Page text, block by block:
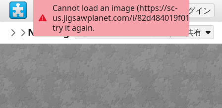
サインアップ ログイン
RedDirtinMySoul
Red Hills
New Beginnings別のピース数でプレイ 共有
Cannot load an image (https://sc-
us.jigsawplanet.com/i/
try it again.